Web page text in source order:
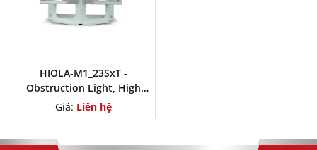
HIOLA-M1_23SxT -
Obstruction Light, High
Intensity Type A
Giá: Liên hệ